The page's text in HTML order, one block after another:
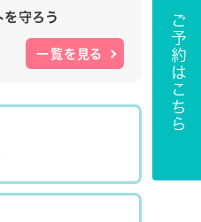
を守ろう
一覧を見る ご予約はこちら